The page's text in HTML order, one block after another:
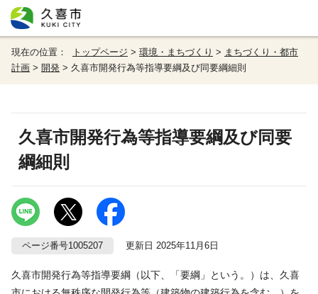
現在の位置： トップページ > 環境・まちづくり > まちづくり・都市
計画 > 開発 > 久喜市開発行為等指導要綱及び同要綱細則
久喜市開発行為等指導要綱及び同要
綱細則
ページ番号1005207 更新日 2025年11月6日
久喜市開発行為等指導要綱（以下、「要綱」という。）は、久喜